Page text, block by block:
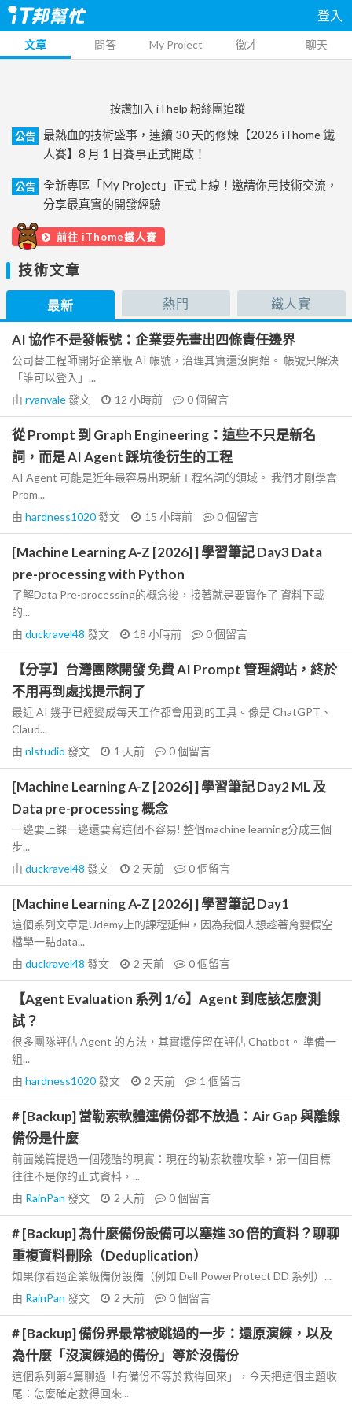
登入
文章 問答 My Project 徵才 聊天
按讚加入 iThelp 粉絲團追蹤
公告
最熱血的技術盛事，連續 30 天的修煉【2026 iThome 鐵
人賽】8 月 1 日賽事正式開啟！
公告
全新專區「My Project」正式上線！邀請你用技術交流，
分享最真實的開發經驗
前往 iThome鐵人賽
技術文章
最新 熱門 鐵人賽
AI 協作不是發帳號：企業要先畫出四條責任邊界
公司替工程師開好企業版 AI 帳號，治理其實還沒開始。 帳號只解決
「誰可以登入」...
由 ryanvale發文 12 小時前 0個留言
從 Prompt 到 Graph Engineering：這些不只是新名
詞，而是 AI Agent 踩坑後衍生的工程
AI Agent 可能是近年最容易出現新工程名詞的領域。 我們才剛學會
Prom...
由 hardness1020發文 15 小時前 0個留言
[Machine Learning A-Z [2026] ] 學習筆記 Day3 Data
pre-processing with Python
了解Data Pre-processing的概念後，接著就是要實作了 資料下載
的...
由 duckravel48 發文 18 小時前 0個留言
【分享】台灣團隊開發 免費 AI Prompt 管理網站，終於
不用再到處找提示詞了
最近 AI 幾乎已經變成每天工作都會用到的工具。像是 ChatGPT、
Claud...
由 nlstudio 發文 1 天前 0個留言
[Machine Learning A-Z [2026] ] 學習筆記 Day2 ML 及
Data pre-processing 概念
一邊要上課一邊還要寫這個不容易! 整個machine learning分成三個
步...
由 duckravel48 發文 2 天前 0個留言
[Machine Learning A-Z [2026] ] 學習筆記 Day1
這個系列文章是Udemy上的課程延伸，因為我個人想趁著育嬰假空
檔學一點data...
由 duckravel48 發文 2 天前 0個留言
【Agent Evaluation 系列 1/6】Agent 到底該怎麼測
試？
很多團隊評估 Agent 的方法，其實還停留在評估 Chatbot。 準備一
組...
由 hardness1020發文 2 天前 1 個留言
# [Backup] 當勒索軟體連備份都不放過：Air Gap 與離線
備份是什麼
前面幾篇提過一個殘酷的現實：現在的勒索軟體攻擊，第一個目標
往往不是你的正式資料，...
由 RainPan 發文 2 天前 0個留言
# [Backup] 為什麼備份設備可以塞進 30 倍的資料？聊聊
重複資料刪除（Deduplication）
如果你看過企業級備份設備（例如 Dell PowerProtect DD 系列）...
由 RainPan 發文 2 天前 0個留言
# [Backup] 備份界最常被跳過的一步：還原演練，以及
為什麼「沒演練過的備份」等於沒備份
這個系列第4篇聊過「有備份不等於救得回來」，今天把這個主題收
尾：怎麼確定救得回來...